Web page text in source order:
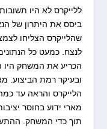
ללייקרס לא היו
ביסס את היתרון של
שהלייקרס הצליחו
לנצח. כמעט כל
הכריע את המשחק היו
ובעיקר רמת הביצוע.
הלייקרס והראה עד
מארי ידוע בחוסר
תוך כדי המשחק.